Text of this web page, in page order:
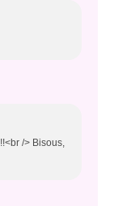
/> Bisous,